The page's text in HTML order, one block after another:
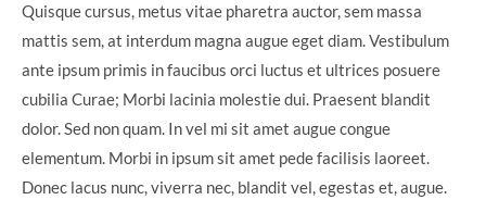
Quisque cursus, metus vitae pharetra auctor, sem massa
mattis sem, at interdum magna augue eget diam. Vestibulum
ante ipsum primis in faucibus orci luctus et ultrices posuere
cubilia Curae; Morbi lacinia molestie dui. Praesent blandit
dolor. Sed non quam. In vel mi sit amet augue congue
elementum. Morbi in ipsum sit amet pede facilisis laoreet.
Donec lacus nunc, viverra nec, blandit vel, egestas et, augue.